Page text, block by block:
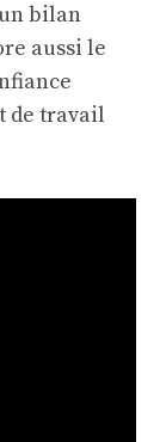
bilan
aussi le
de travail